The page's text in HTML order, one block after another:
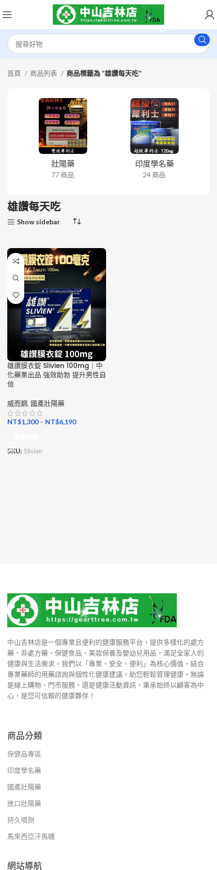
首頁 商品列表 商品標籤為 “雄讚每天吃”
壯陽藥
77 商品
印度學名藥
24 商品
雄讚每天吃
Show sidebar
雄讚膜衣錠 Slivien 100mg｜中
化藥業出品 強效助勃 提升男性自
信
威而鋼, 國產壯陽藥
NT$1,300– NT$6,190
SKU: Slivien
中山吉林店是一個專業且便利的健康服務平台，提供多樣化的處方
藥、非處方藥、保健食品、美妝保養及嬰幼兒用品，滿足全家人的
健康與生活需求。我們以「專業、安全、便利」為核心價值，結合
專業藥師的用藥諮詢與個性化健康建議，助您輕鬆管理健康。無論
是線上購物、門市服務，還是健康活動資訊，秉承始終以顧客為中
心，是您可信賴的健康夥伴！
商品分類
保健品專區
印度學名藥
國產壯陽藥
進口壯陽藥
持久噴劑
馬來西亞汗馬糖
網站導航